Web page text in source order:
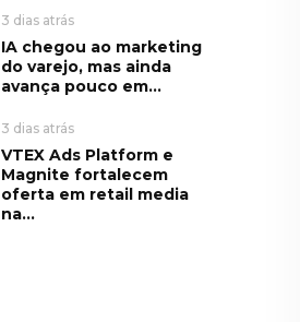
3 dias atrás
IA chegou ao marketing
do varejo, mas ainda
avança pouco em...
3 dias atrás
VTEX Ads Platform e
Magnite fortalecem
oferta em retail media
na...